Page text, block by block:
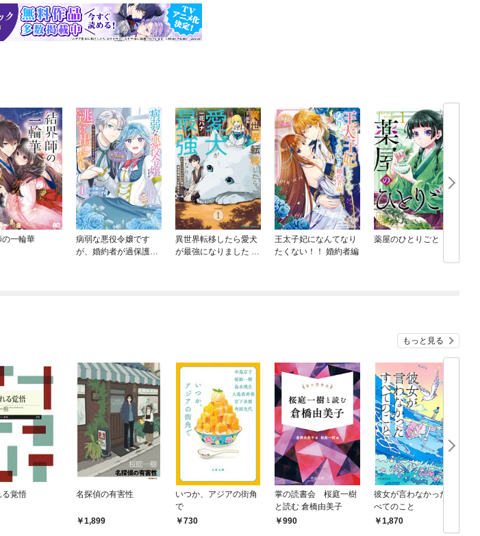
の一輪華
病弱な悪役令嬢です
が、婚約者が過保護す
異世界転移したら愛犬
が最強になりました ～
王太子妃になんてなり
たくない！！ 婚約者編
薬屋のひとりごと
もっと見る
る覚悟 名探偵の有害性
1,899
いつか、アジアの街角
で
730
掌の読書会 桜庭一樹
と読む 倉橋由美子
990
彼女が言わなかったす
べてのこと
1,870